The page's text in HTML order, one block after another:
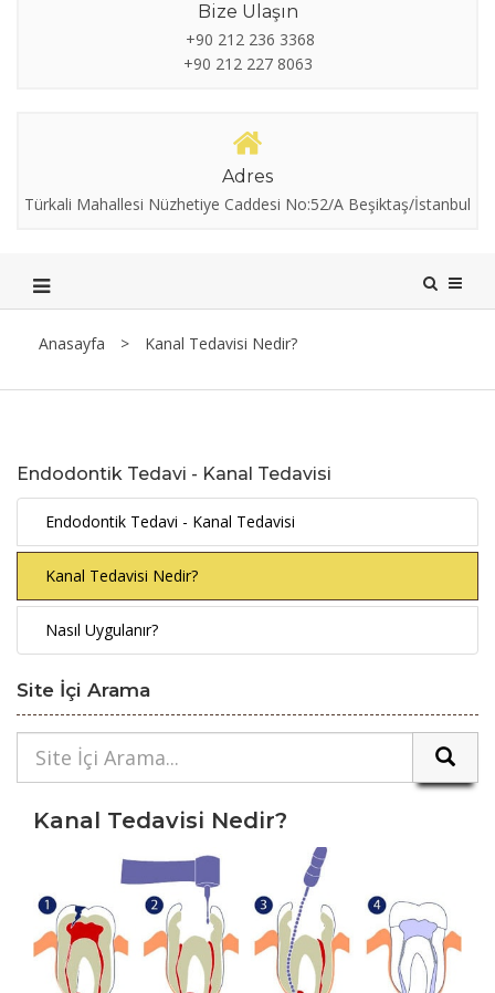
Bize Ulaşın
+90 212 236 3368
+90 212 227 8063
Adres
Türkali Mahallesi Nüzhetiye Caddesi No:52/A Beşiktaş/İstanbul
Anasayfa > Kanal Tedavisi Nedir?
Endodontik Tedavi - Kanal Tedavisi
Endodontik Tedavi - Kanal Tedavisi
Kanal Tedavisi Nedir?
Nasıl Uygulanır?
Site İçi Arama
Kanal Tedavisi Nedir?